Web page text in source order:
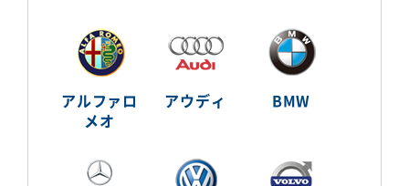
アルファロ
メオ
アウディ BMW